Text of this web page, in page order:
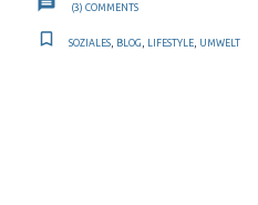
(3) COMMENTS
SOZIALES BLOG LIFESTYLE UMWELT